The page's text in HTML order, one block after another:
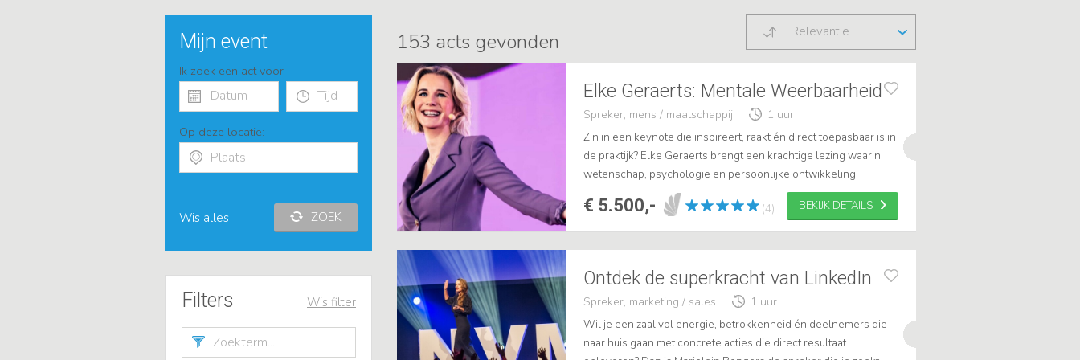
Mijn event
Ik zoek een act voor
Op deze locatie:
Wis alles ZOEK
Wis filter
Filters
153 acts gevonden Relevantie
Elke Geraerts: Mentale Weerbaarheid
Spreker, mens / maatschappij
1 uur
Zin in een keynote die inspireert, raakt én direct toepasbaar is in
de praktijk? Elke Geraerts brengt een krachtige lezing waarin
wetenschap, psychologie en persoonlijke ontwikkeling
samenkomen. Met haar heldere inzichten en energieke prese...
€ 5.500,- (4) BEKIJK DETAILS
Ontdek de superkracht van LinkedIn
Spreker, marketing / sales
1 uur
Wil je een zaal vol energie, betrokkenheid én deelnemers die
naar huis gaan met concrete acties die direct resultaat